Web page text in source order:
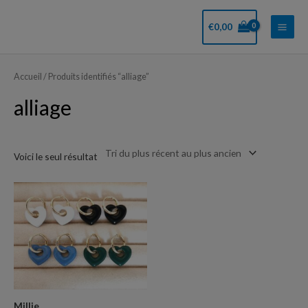
€0,00
Main
Accueil / Produits identifiés “alliage”
alliage
Voici le seul résultat